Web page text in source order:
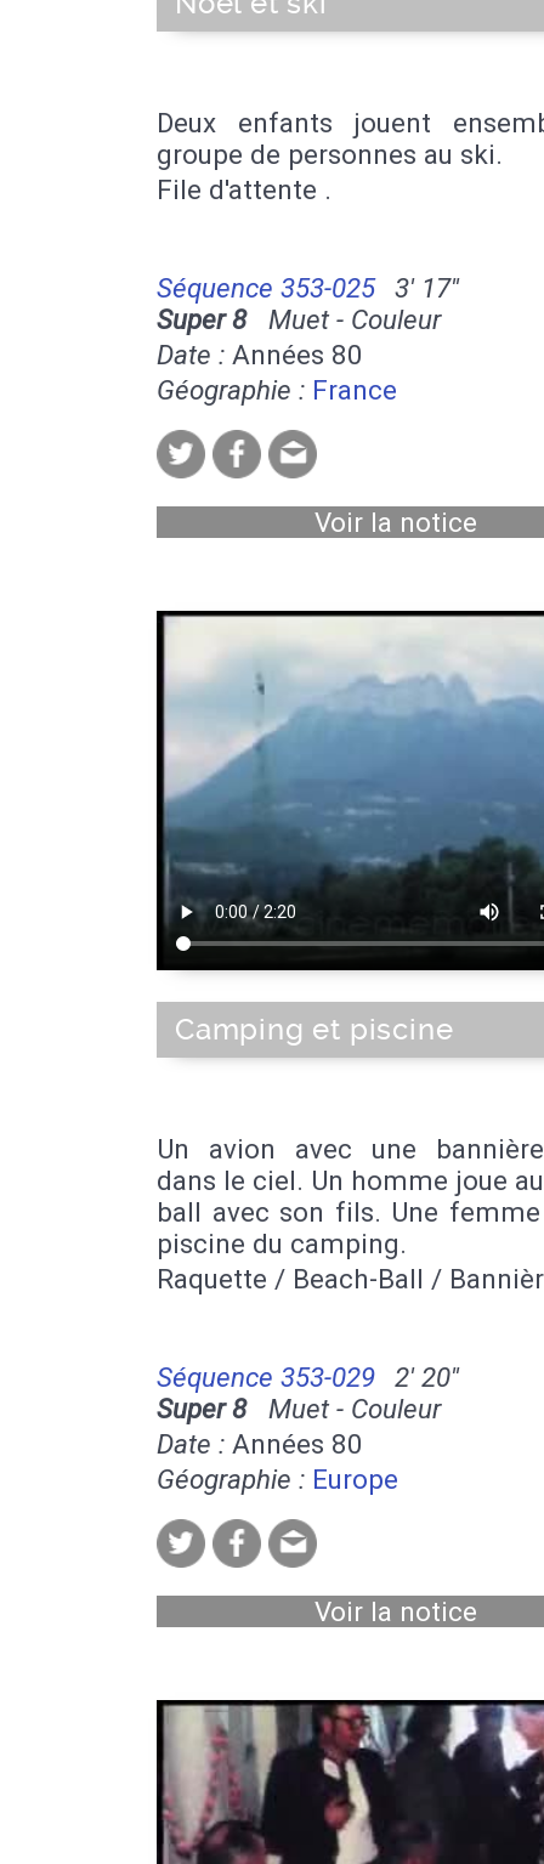
Deux enfants jouent
groupe de personnes au ski.
File d'attente .
Séquence 353-025
3' 17''
Super 8Muet - Couleur
Date : Années 80
Géographie : France
Voir la notice
Camping et piscine
Un avion avec une
dans le ciel. Un homme joue
ball avec son fils. Une
piscine du camping.
Raquette / Beach-Ball /
Séquence 353-029
2' 20''
Super 8Muet - Couleur
Date : Années 80
Géographie : Europe
Voir la notice